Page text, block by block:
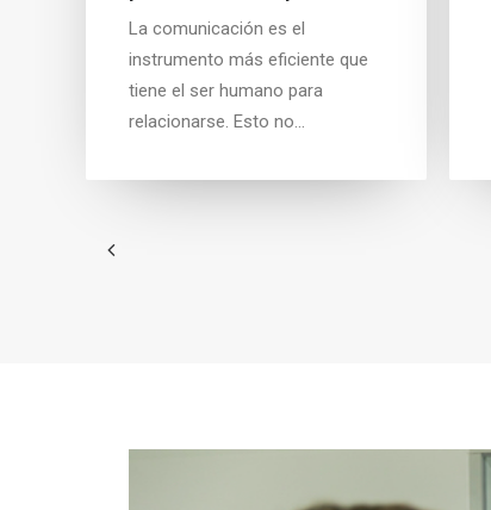
La comunicación es el
instrumento más eficiente que
tiene el ser humano para
relacionarse. Esto no…